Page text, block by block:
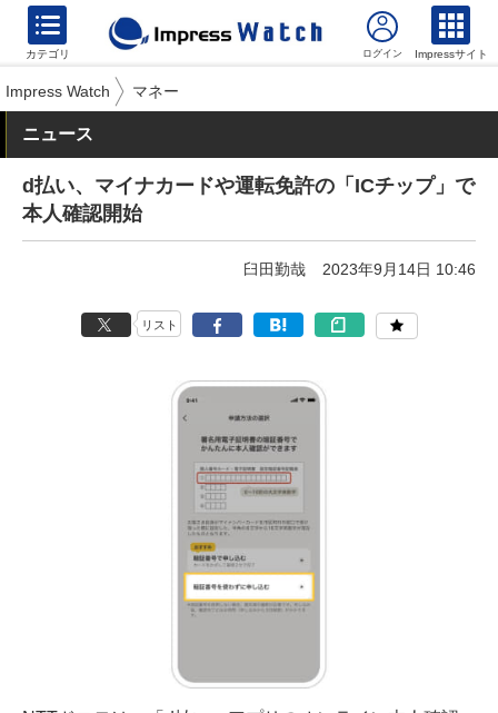
カテゴリ Impressサイト
Impress Watch マネー
ニュース
d払い、マイナカードや運転免許の「ICチップ」で
本人確認開始
臼田勤哉 2023年9月14日 10:46
リスト